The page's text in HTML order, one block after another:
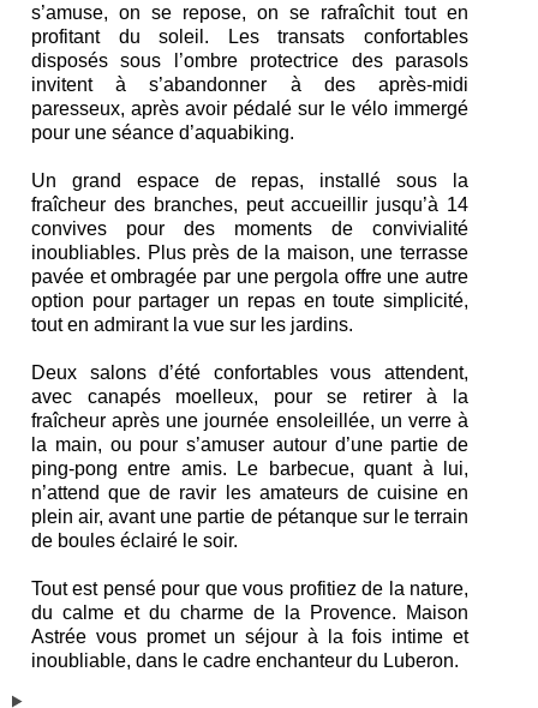
s’amuse, on se repose, on se rafraîchit tout en
profitant du soleil. Les transats confortables
disposés sous l’ombre protectrice des parasols
invitent à s’abandonner à des après-midi
paresseux, après avoir pédalé sur le vélo immergé
pour une séance d’aquabiking.
Un grand espace de repas, installé sous la
fraîcheur des branches, peut accueillir jusqu’à 14
convives pour des moments de convivialité
inoubliables. Plus près de la maison, une terrasse
pavée et ombragée par une pergola offre une autre
option pour partager un repas en toute simplicité,
tout en admirant la vue sur les jardins.
Deux salons d’été confortables vous attendent,
avec canapés moelleux, pour se retirer à la
fraîcheur après une journée ensoleillée, un verre à
la main, ou pour s’amuser autour d’une partie de
ping-pong entre amis. Le barbecue, quant à lui,
n’attend que de ravir les amateurs de cuisine en
plein air, avant une partie de pétanque sur le terrain
de boules éclairé le soir.
Tout est pensé pour que vous profitiez de la nature,
du calme et du charme de la Provence. Maison
Astrée vous promet un séjour à la fois intime et
inoubliable, dans le cadre enchanteur du Luberon.